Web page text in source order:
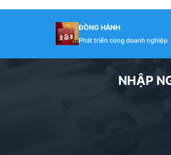
Phân loain dây đeo thẻ theo chức
Kích thước dây đeo thẻ phổ biến nhất
QUY TRÌNH IN DÂY ĐEO
– Bộ phận kinh doanh của Đăng
– Sau khi thống nhất đơn hàng, quý
– In Đăng Nguyên tiến hành in theo
ĐỒNG HÀNH
Phát triển cùng doanh nghiệp
NHẬP